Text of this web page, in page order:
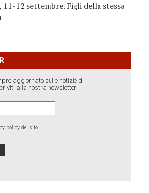
11-12 settembre. Figli della stessa
aggiornato sulle notizie di
alla nostra newsletter:
policy del sito